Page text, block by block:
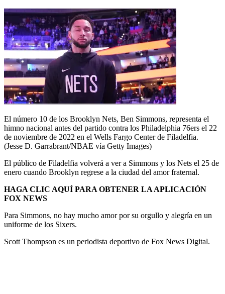
El número 10 de los Brooklyn Nets, Ben Simmons, representa el
himno nacional antes del partido contra los Philadelphia 76ers el 22
de noviembre de 2022 en el Wells Fargo Center de Filadelfia.
(Jesse D. Garrabrant/NBAE vía Getty Images)
El público de Filadelfia volverá a ver a Simmons y los Nets el 25 de
enero cuando Brooklyn regrese a la ciudad del amor fraternal.
HAGA CLIC AQUÍ PARA OBTENER LA APLICACIÓN
FOX NEWS
Para Simmons, no hay mucho amor por su orgullo y alegría en un
uniforme de los Sixers.
Scott Thompson es un periodista deportivo de Fox News Digital.